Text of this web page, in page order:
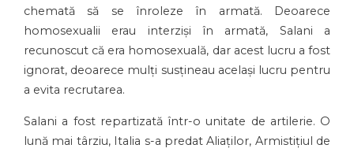
chemată să se înroleze în armată. Deoarece
homosexualii erau interziși în armată, Salani a
recunoscut că era homosexuală, dar acest lucru a fost
ignorat, deoarece mulți susțineau același lucru pentru
a evita recrutarea.
Salani a fost repartizată într-o unitate de artilerie. O
lună mai târziu, Italia s-a predat Aliaților, Armistițiul de